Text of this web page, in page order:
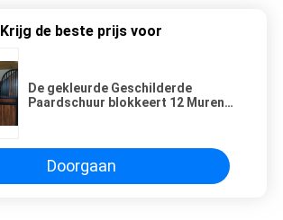
Krijg de beste prijs voor
De gekleurde Geschilderde
Paardschuur blokkeert 12 Muren
Doorgaan